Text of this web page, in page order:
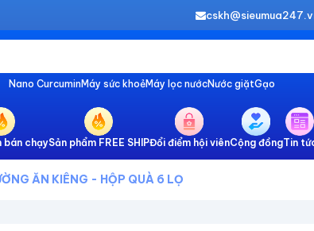
Nano Curcumin Máy sức khoẻMáy lọc nướcNước giặtGạo
bán chạySản phẩm FREE SHIPĐổi điểm hội viênCộng đồngTin
ĂN KIÊNG - HỘP QUÀ 6 LỌ